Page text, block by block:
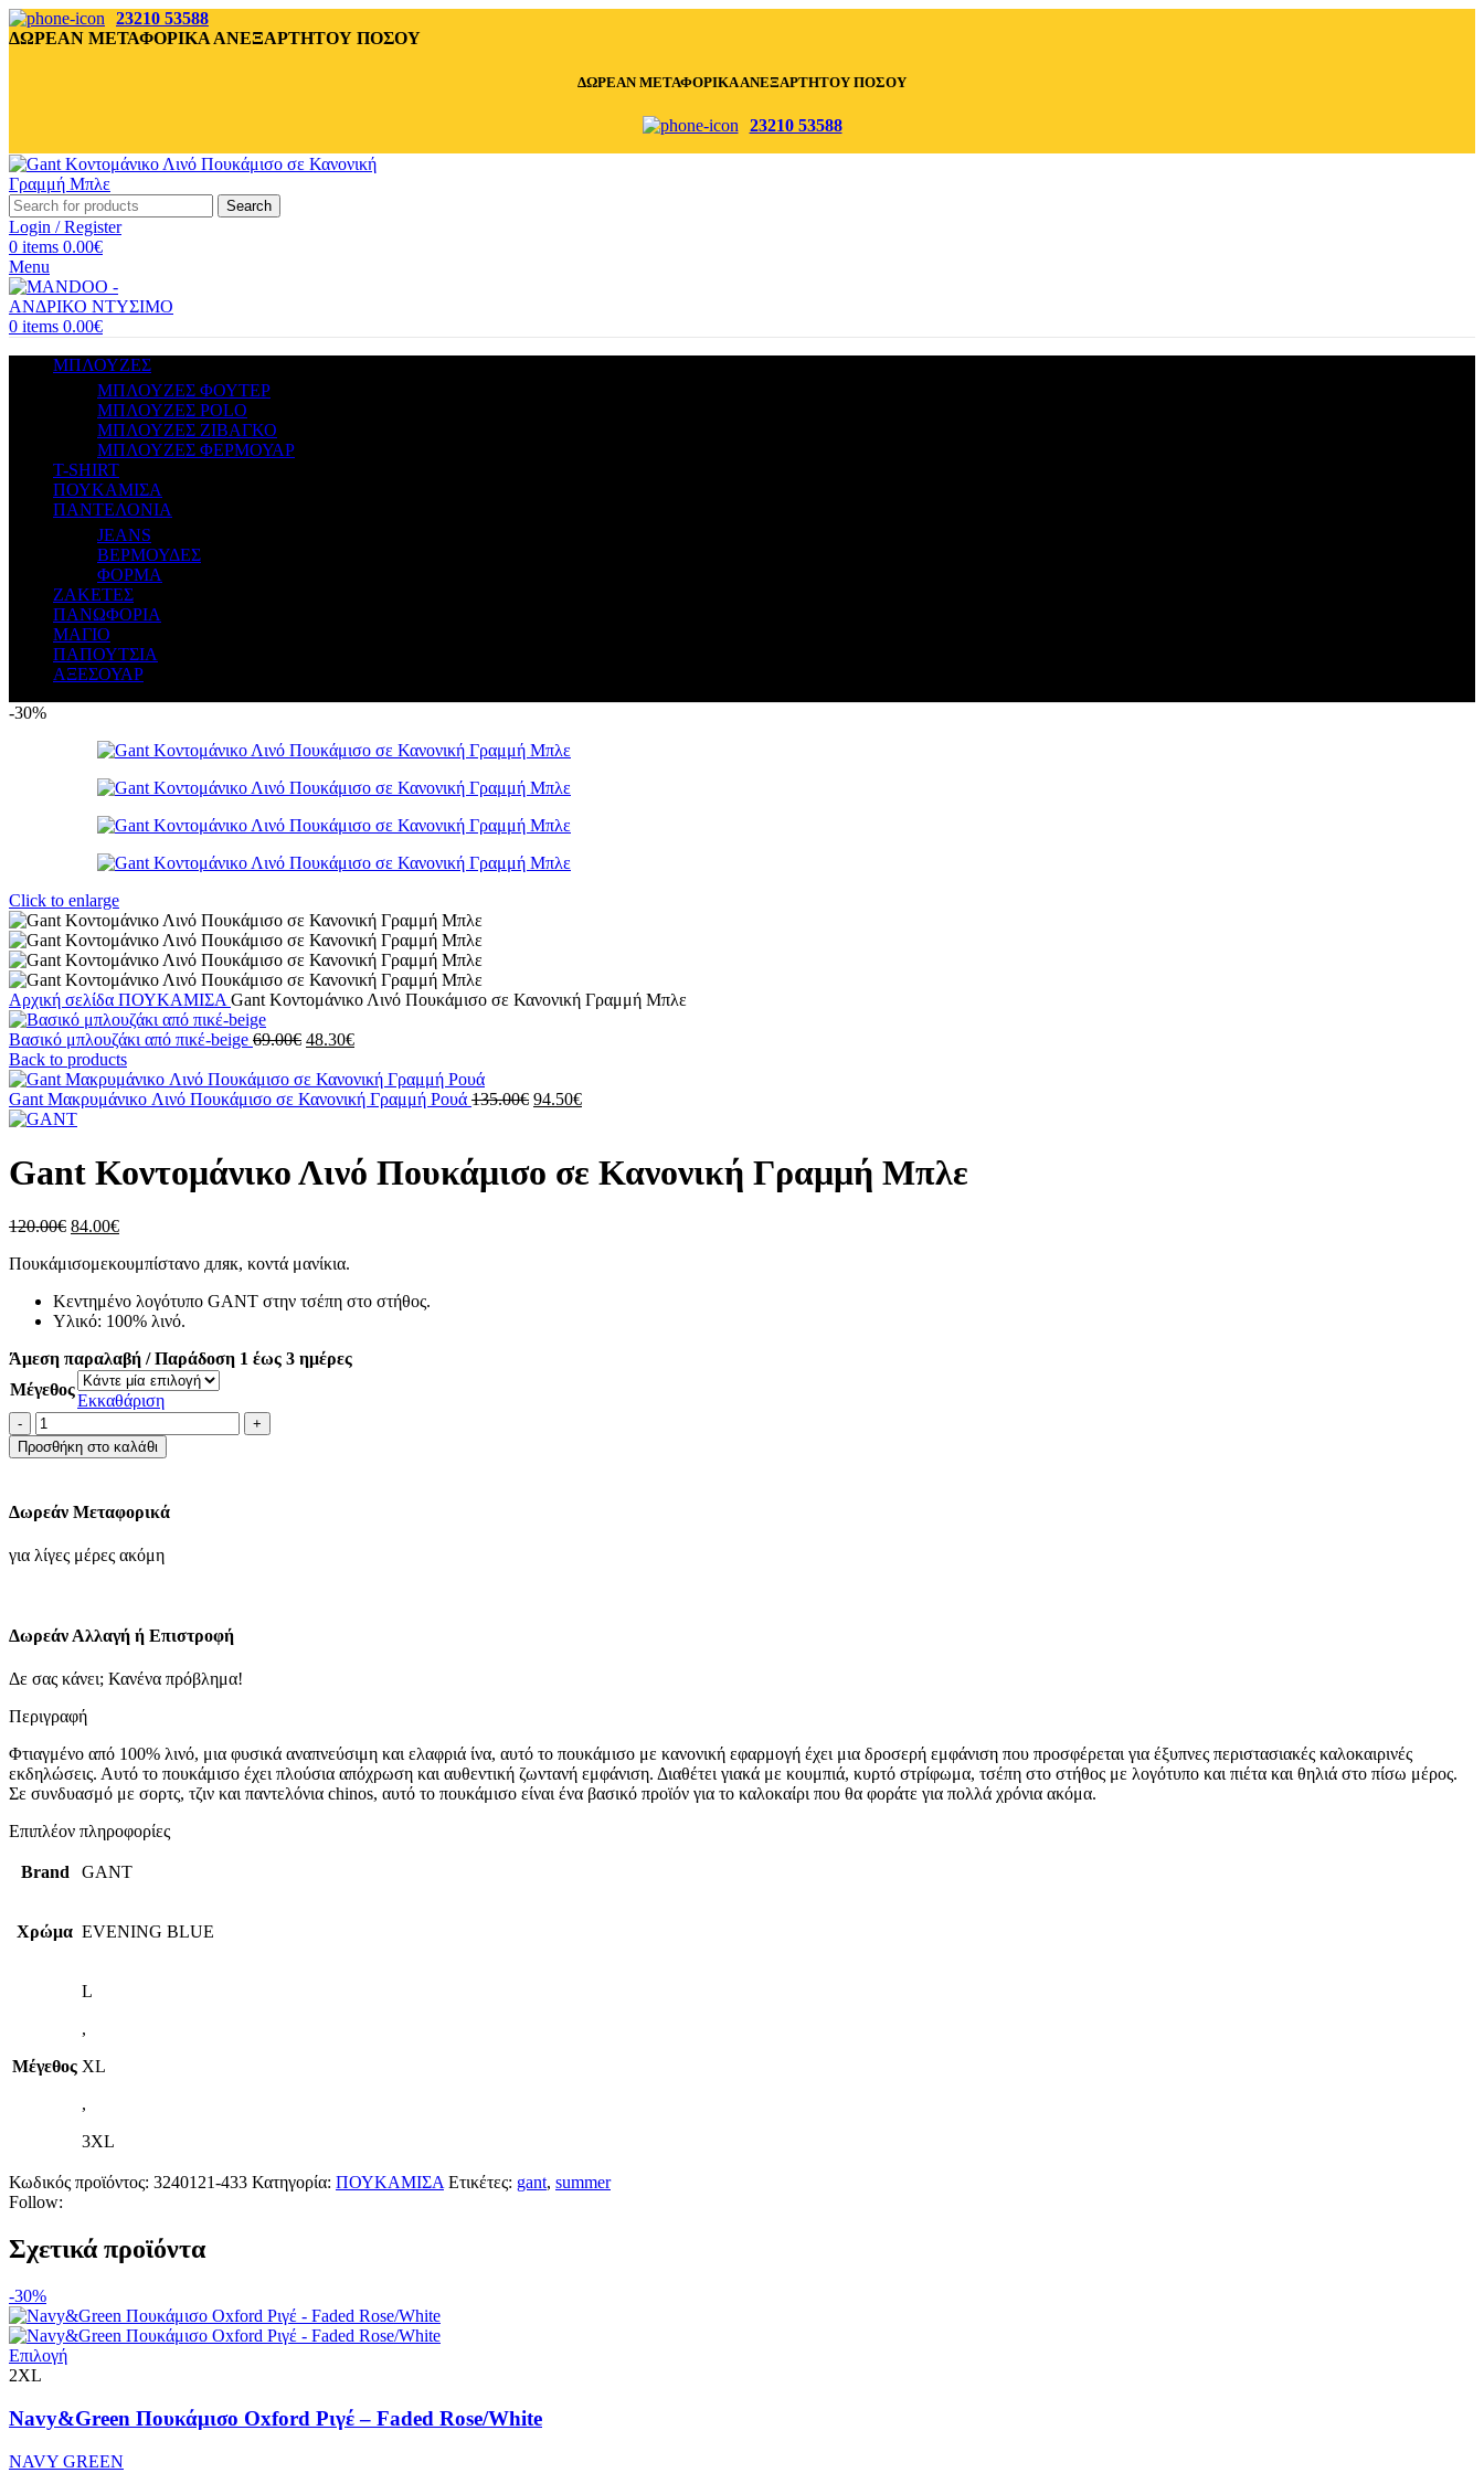
23210 53588
ΔΩΡΕΑΝ ΜΕΤΑΦΟΡΙΚΑ ΑΝΕΞΑΡΤΗΤΟΥ ΠΟΣΟΥ
ΔΩΡΕΑΝ ΜΕΤΑΦΟΡΙΚΑ ΑΝΕΞΑΡΤΗΤΟΥ ΠΟΣΟΥ
23210 53588
Search
Login / Register
0 items 0.00€
Menu
0 items 0.00€
ΜΠΛΟΥΖΕΣ
ΜΠΛΟΥΖΕΣ ΦΟΥΤΕΡ
ΜΠΛΟΥΖΕΣ POLO
ΜΠΛΟΥΖΕΣ ΖΙΒΑΓΚΟ
ΜΠΛΟΥΖΕΣ ΦΕΡΜΟΥΑΡ
T-SHIRT
ΠΟΥΚΑΜΙΣΑ
ΠΑΝΤΕΛΟΝΙΑ
JEANS
ΒΕΡΜΟΥΔΕΣ
ΦΟΡΜΑ
ΖΑΚΕΤΕΣ
ΠΑΝΩΦΟΡΙΑ
ΜΑΓΙΟ
ΠΑΠΟΥΤΣΙΑ
ΑΞΕΣΟΥΑΡ
-30%
Click to enlarge
Αρχική σελίδα ΠΟΥΚΑΜΙΣΑ Gant Κοντομάνικο Λινό Πουκάμισο σε Κανονική Γραμμή Μπλε
Βασικό μπλουζάκι από πικέ-beige 69.00€ Original
was:
69.00€.
48.30€Η
τιμή
είναι:
Back to products
Gant Μακρυμάνικo Λινό Πουκάμισο σε Κανονική Γραμμή Ρουά 135.00€ Original
94.50€Η
είναι:
94.50€.
Gant Κοντομάνικο Λινό Πουκάμισο σε Κανονική Γραμμή Μπλε
120.00€ Original
was:
84.00€Η
τιμή
84.00€.
Πουκάμισομεκουμπίστανο дляк, κοντά μανίκια.
Κεντημένο λογότυπο GANT στην τσέπη στο στήθος.
Υλικό: 100% λινό.
Άμεση παραλαβή / Παράδοση 1 έως 3 ημέρες
Μέγεθος
Εκκαθάριση
Gant
Κοντομάνικο
Λινό
Κανονική
Μπλε
Προσθήκη στο καλάθι
Δωρεάν Μεταφορικά
για λίγες μέρες ακόμη
Δωρεάν Αλλαγή ή Επιστροφή
Δε σας κάνει; Κανένα πρόβλημα!
Περιγραφή
Φτιαγμένο από 100% λινό, μια φυσικά αναπνεύσιμη και ελαφριά ίνα, αυτό το πουκάμισο με κανονική εφαρμογή έχει μια δροσερή εμφάνιση που προσφέρεται για έξυπνες περιστασιακές καλοκαιρινές
εκδηλώσεις. Αυτό το πουκάμισο έχει πλούσια απόχρωση και αυθεντική ζωντανή εμφάνιση. Διαθέτει γιακά με κουμπιά, κυρτό στρίφωμα, τσέπη στο στήθος με λογότυπο και πιέτα και θηλιά στο πίσω μέρος.
Σε συνδυασμό με σορτς, τζιν και παντελόνια chinos, αυτό το πουκάμισο είναι ένα βασικό προϊόν για το καλοκαίρι που θα φοράτε για πολλά χρόνια ακόμα.
Επιπλέον πληροφορίες
Brand GANT
Χρώμα EVENING BLUE
Μέγεθος
L
,
XL
,
3XL
Κωδικός προϊόντος: 3240121-433 Κατηγορία: ΠΟΥΚΑΜΙΣΑ Ετικέτες: gant, summer
Follow:
Σχετικά προϊόντα
-30%
ΕπιλογήΑυτό
έχει
πολλαπλές
παραλλαγές.
2XL
Navy&Green Πουκάμισο Oxford Ριγέ – Faded Rose/White
NAVY GREEN